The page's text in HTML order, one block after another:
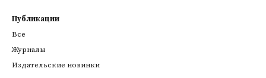
Публикации
Все
Журналы
Издательские новинки